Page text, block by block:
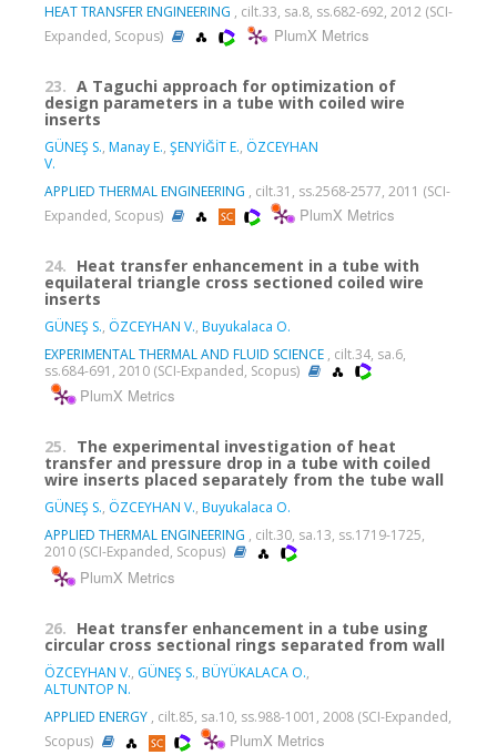
HEAT TRANSFER ENGINEERING , cilt.33, sa.8, ss.682-692, 2012 (SCI-
Expanded, Scopus)
PlumX Metrics
23. A Taguchi approach for optimization of
design parameters in a tube with coiled wire
inserts
GÜNEŞ S., Manay E., ŞENYİĞİT E., ÖZCEYHAN
V.
APPLIED THERMAL ENGINEERING , cilt.31, ss.2568-2577, 2011 (SCI-
Expanded, Scopus)
PlumX Metrics
24. Heat transfer enhancement in a tube with
equilateral triangle cross sectioned coiled wire
inserts
GÜNEŞ S., ÖZCEYHAN V., Buyukalaca O.
EXPERIMENTAL THERMAL AND FLUID SCIENCE , cilt.34, sa.6,
ss.684-691, 2010 (SCI-Expanded, Scopus)
PlumX Metrics
25. The experimental investigation of heat
transfer and pressure drop in a tube with coiled
wire inserts placed separately from the tube wall
GÜNEŞ S., ÖZCEYHAN V., Buyukalaca O.
APPLIED THERMAL ENGINEERING , cilt.30, sa.13, ss.1719-1725,
2010 (SCI-Expanded, Scopus)
PlumX Metrics
26. Heat transfer enhancement in a tube using
circular cross sectional rings separated from wall
ÖZCEYHAN V., GÜNEŞ S., BÜYÜKALACA O.,
ALTUNTOP N.
APPLIED ENERGY , cilt.85, sa.10, ss.988-1001, 2008 (SCI-Expanded,
Scopus)
PlumX Metrics